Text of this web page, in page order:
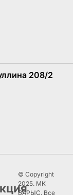
208/2
© Copyright
2025. МК
БАРЫС. Все